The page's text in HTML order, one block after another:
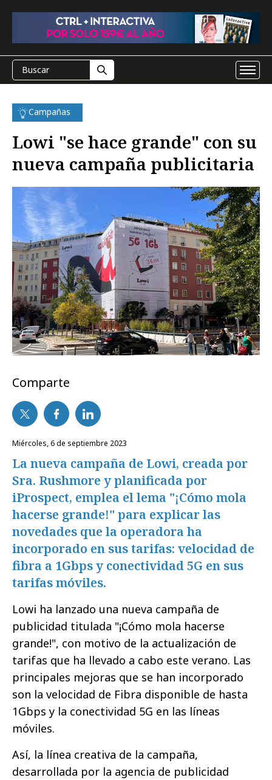
Campañas
Lowi "se hace grande" con su
nueva campaña publicitaria
Comparte
miércoles, 6 de septiembre 2023
La nueva campaña de Lowi, creada por
Sra. Rushmore y planificada por
iProspect, emplea el lema "¡Cómo mola
hacerse grande!" para explicar las
novedades que la operadora ha
incorporado en sus tarifas: velocidad de
fibra a 1Gbps y conectividad 5G en sus
tarifas móviles.
Lowi ha lanzado una nueva campaña de
publicidad titulada "¡Cómo mola hacerse
grande!", con motivo de la actualización de
tarifas que ha llevado a cabo este verano. Las
principales mejoras que se han incorporado
son la velocidad de Fibra disponible de hasta
1Gbps y la conectividad 5G en las líneas
móviles.
Así, la línea creativa de la campaña,
desarrollada por la agencia de publicidad